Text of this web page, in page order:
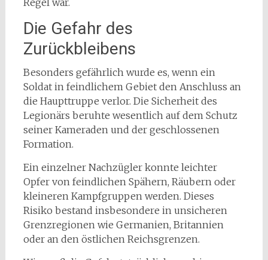
Regel war.
Die Gefahr des
Zurückbleibens
Besonders gefährlich wurde es, wenn ein
Soldat in feindlichem Gebiet den Anschluss an
die Haupttruppe verlor. Die Sicherheit des
Legionärs beruhte wesentlich auf dem Schutz
seiner Kameraden und der geschlossenen
Formation.
Ein einzelner Nachzügler konnte leichter
Opfer von feindlichen Spähern, Räubern oder
kleineren Kampfgruppen werden. Dieses
Risiko bestand insbesondere in unsicheren
Grenzregionen wie Germanien, Britannien
oder an den östlichen Reichsgrenzen.